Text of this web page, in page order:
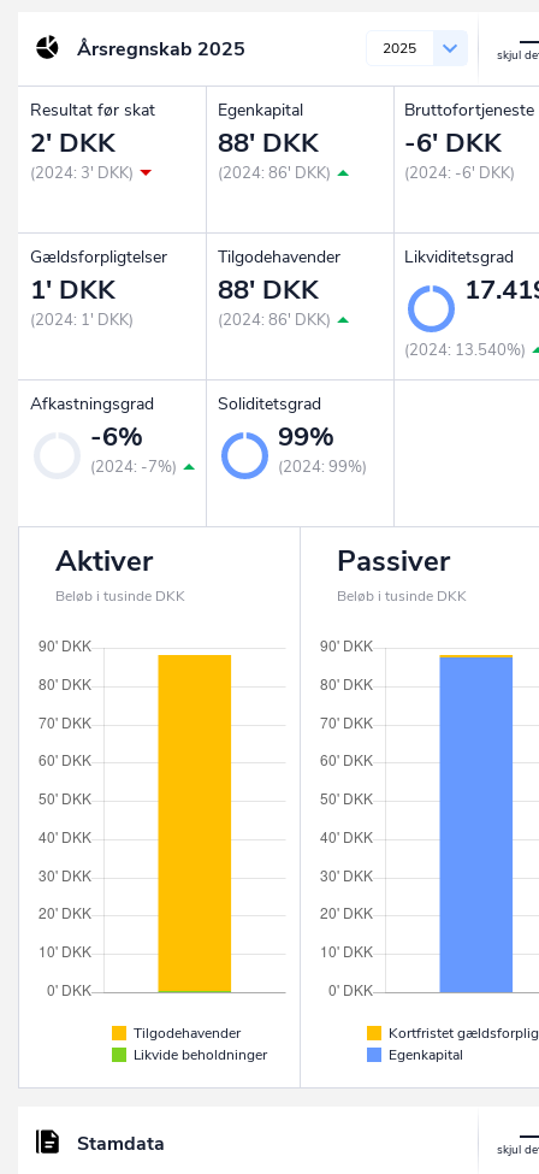
Årsregnskab 2025 2025
Resultat før skat
2' DKK
(2024: 3' DKK)
Egenkapital
88' DKK
(2024: 86' DKK)
Bruttofortjeneste
-6' DKK
(2024: -6' DKK)
Gældsforpligtelser
1' DKK
(2024: 1' DKK)
Tilgodehavender
88' DKK
(2024: 86' DKK)
Likviditetsgrad
(2024: 13.540%)
Afkastningsgrad
-6%
(2024: -7%)
Soliditetsgrad
99%
(2024: 99%)
Aktiver
Beløb i tusinde DKK
Tilgodehavender
Likvide beholdninger
Passiver
Beløb i tusinde DKK
Kortfristet
Egenkapital
Stamdata